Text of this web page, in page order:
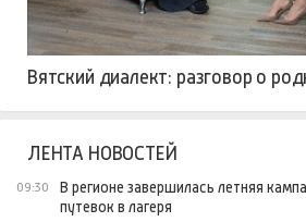
Вятский диалект: разговор о
ЛЕНТА НОВОСТЕЙ
09:30
В регионе завершилась летняя
путевок в лагеря